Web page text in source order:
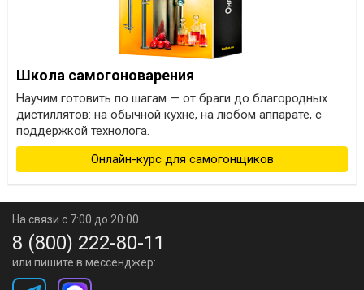
Школа самогоноварения
Научим готовить по шагам — от браги до благородных
дистиллятов: на обычной кухне, на любом аппарате, с
поддержкой технолога.
Онлайн-курс для самогонщиков
На связи с 7:00 до 20:00
8 (800) 222-80-11
или пишите в мессенджер: